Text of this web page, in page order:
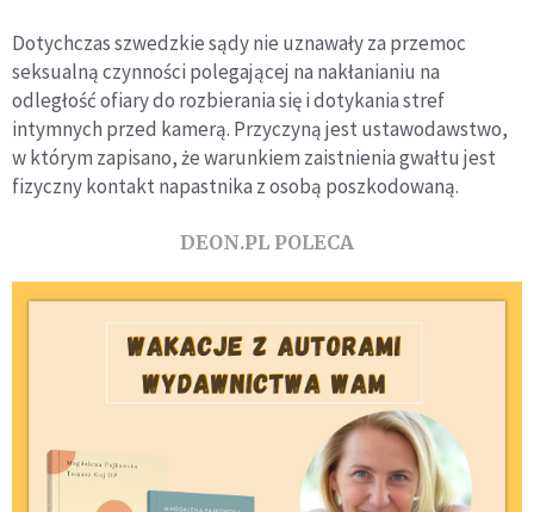
Dotychczas szwedzkie sądy nie uznawały za przemoc
seksualną czynności polegającej na nakłanianiu na
odległość ofiary do rozbierania się i dotykania stref
intymnych przed kamerą. Przyczyną jest ustawodawstwo,
w którym zapisano, że warunkiem zaistnienia gwałtu jest
fizyczny kontakt napastnika z osobą poszkodowaną.
DEON.PL POLECA